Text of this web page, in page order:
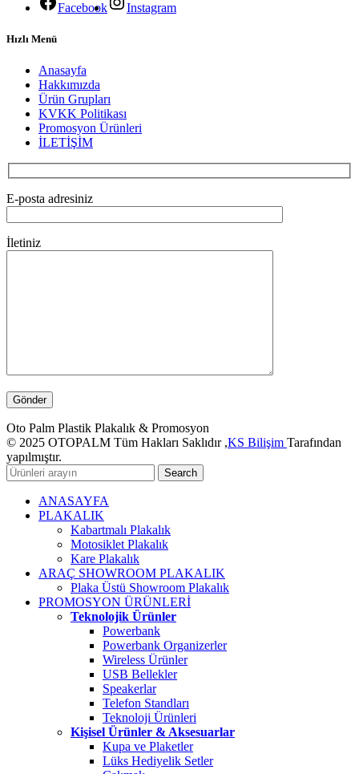
Facebook Instagram
Hızlı Menü
Anasayfa
Hakkımızda
Ürün Grupları
KVKK Politikası
Promosyon Ürünleri
İLETİŞİM
E-posta adresiniz
İletiniz
Oto Palm Plastik Plakalık & Promosyon
© 2025 OTOPALM Tüm Hakları Saklıdır ,KS Bilişim Tarafından
yapılmıştır.
Search
ANASAYFA
PLAKALIK
Kabartmalı Plakalık
Motosiklet Plakalık
Kare Plakalık
ARAÇ SHOWROOM PLAKALIK
Plaka Üstü Showroom Plakalık
PROMOSYON ÜRÜNLERİ
Teknolojik Ürünler
Powerbank
Powerbank Organizerler
Wireless Ürünler
USB Bellekler
Speakerlar
Telefon Standları
Teknoloji Ürünleri
Kişisel Ürünler & Aksesuarlar
Kupa ve Plaketler
Lüks Hediyelik Setler